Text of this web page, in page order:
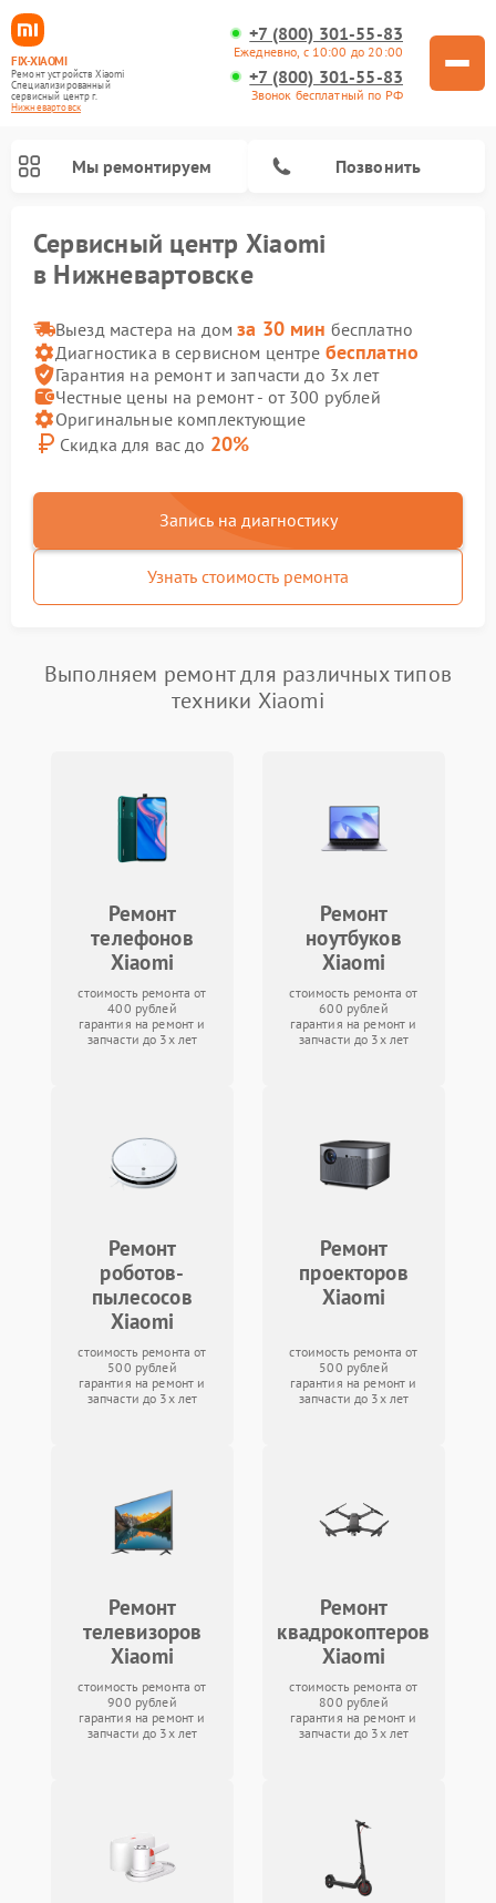
FIX-XIAOMI
Ремонт устройств Xiaomi
Специализированный
cервисный центр г.
Нижневартовск
+7 (800) 301-55-83
Ежедневно, с 10:00 до 20:00
+7 (800) 301-55-83
Звонок бесплатный по РФ
Мы ремонтируем Позвонить
Сервисный центр Xiaomi
в Нижневартовске
Выезд мастера на домза 30 мин бесплатно
Диагностика в сервисном центре бесплатно
Гарантия на ремонт и запчасти до 3х лет
Честные цены на ремонт - от 300 рублей
Оригинальные комплектующие
Скидка для вас до 20%
Запись на диагностику
Узнать стоимость ремонта
Выполняем ремонт для различных типов
техники Xiaomi
Ремонт
телефонов
Xiaomi
стоимость ремонта от
400 рублей
гарантия на ремонт и
запчасти до 3х лет
Ремонт
ноутбуков
Xiaomi
стоимость ремонта от
600 рублей
гарантия на ремонт и
запчасти до 3х лет
Ремонт
роботов-
пылесосов
Xiaomi
стоимость ремонта от
500 рублей
гарантия на ремонт и
запчасти до 3х лет
Ремонт
проекторов
Xiaomi
стоимость ремонта от
500 рублей
гарантия на ремонт и
запчасти до 3х лет
Ремонт
телевизоров
Xiaomi
стоимость ремонта от
900 рублей
гарантия на ремонт и
запчасти до 3х лет
Ремонт
квадрокоптеров
Xiaomi
стоимость ремонта от
800 рублей
гарантия на ремонт и
запчасти до 3х лет